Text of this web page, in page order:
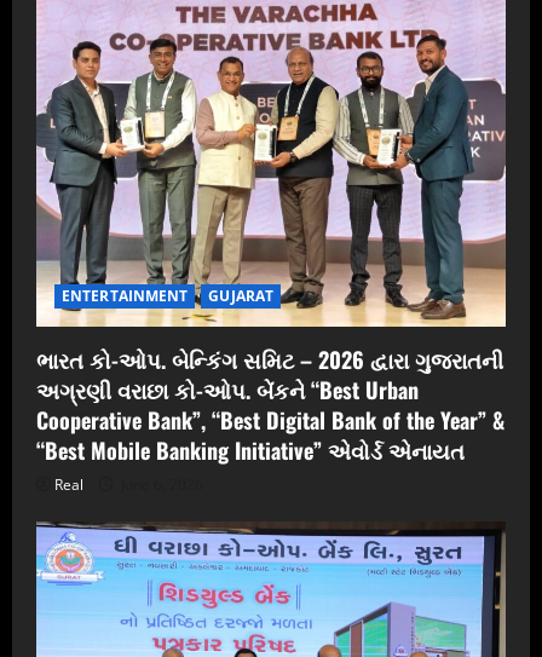
ENTERTAINMENT GUJARAT
ભારત કો-ઓપ. બેન્કિંગ સમિટ – 2026 દ્વારા ગુજરાતની
અગ્રણી વરાછા કો-ઓપ. બેંકને “Best Urban
Cooperative Bank”, “Best Digital Bank of the Year” &
“Best Mobile Banking Initiative” એવોર્ડ એનાયત
Real